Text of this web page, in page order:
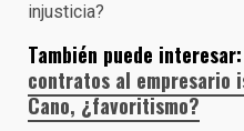
injusticia?
También puede interesar:
contratos al empresario
Cano, ¿favoritismo?